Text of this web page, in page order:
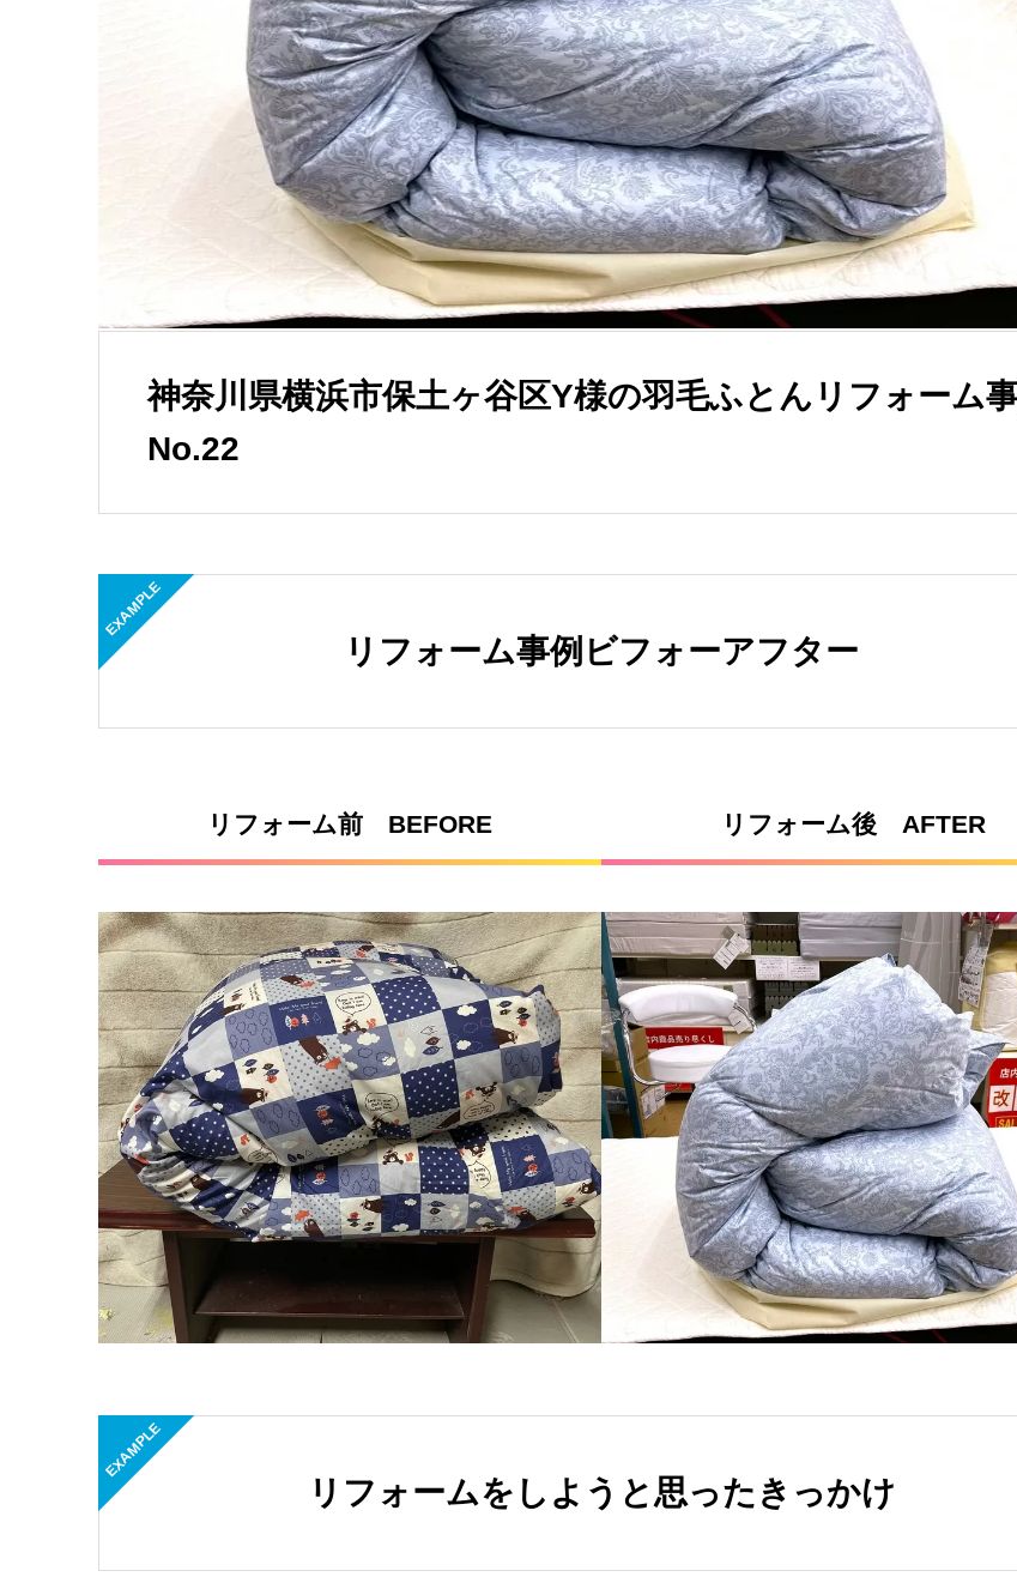
神奈川県横浜市保土ヶ谷区Y様の羽毛ふとんリフォーム
No.22
EXAMPLE
リフォーム事例ビフォーアフター
リフォーム前 BEFORE リフォーム後 AFTER
EXAMPLE
リフォームをしようと思ったきっかけ